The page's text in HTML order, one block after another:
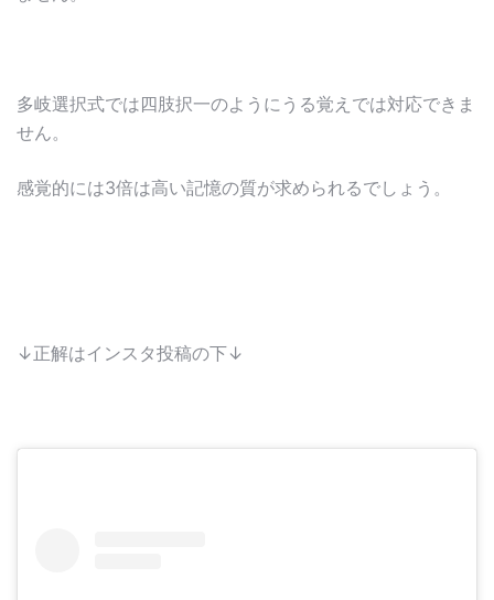
多岐選択式では四肢択一のようにうる覚えでは対応できま
せん。
感覚的には3倍は高い記憶の質が求められるでしょう。
↓正解はインスタ投稿の下↓